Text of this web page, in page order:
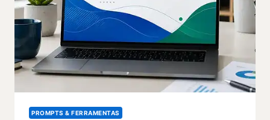
PROMPTS & FERRAMENTAS